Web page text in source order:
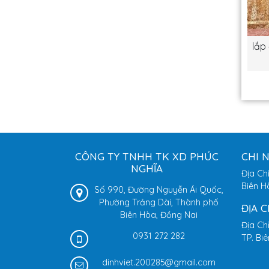
lắp
CÔNG TY TNHH TK XD PHÚC
NGHĨA
Số 990, Đường Nguyễn Ái Quốc,
Phường Trảng Dài, Thành phố
Biên Hòa, Đồng Nai
0931 272 282
dinhviet.200285@gmail.com
CHI
Địa
Biên
ĐỊA
Địa
TP.